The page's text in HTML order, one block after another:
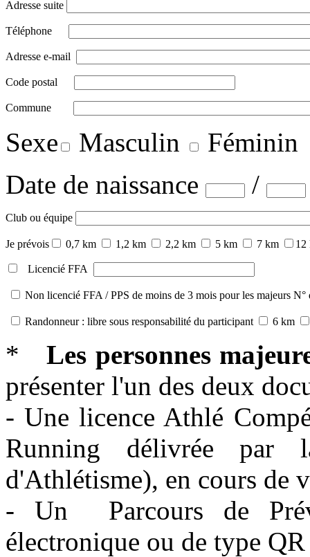
Adresse suite
Téléphone
Adresse e-mail
Code postal
Commune
Sexe Masculin
Féminin
Date de naissance
/
Club ou équipe
Je prévois 0,7 km 1,2 km 2,2 km 5 km 7 km
Licencié FFA
Non licencié FFA / PPS de moins de 3 mois pour les majeurs N°
Randonneur : libre sous responsabilité du participant 6 km
* Les personnes
présenter l'un des deux
- Une licence Athlé
Running délivrée par
d'Athlétisme), en cours
- Un Parcours de
électronique ou de type